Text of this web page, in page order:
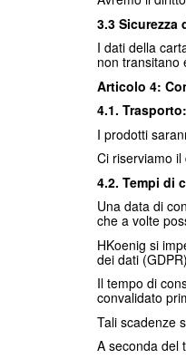
3.3 Sicurezza
I dati della
non transitano
Articolo 4:
4.1.
I prodotti
Ci riserviamo
4.2. Tempi di
Una data di
che a volte
HKoenig si
dei dati
Il tempo di
convalidato
Tali scadenze
A seconda del